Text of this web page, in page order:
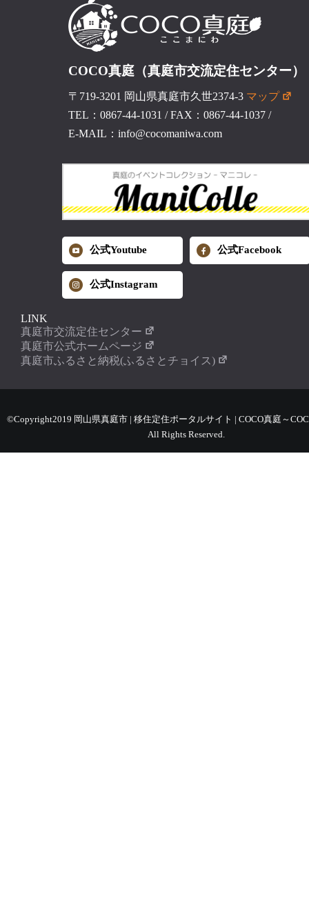
COCO真庭（真庭市交流定住センター）
〒719-3201 岡山県真庭市久世2374-3 マップ
TEL：0867-44-1031 /FAX：0867-44-1037/
E-MAIL：info@cocomaniwa.com
公式Youtube 公式Facebook
公式Instagram
LINK
真庭市交流定住センター
真庭市公式ホームページ
真庭市ふるさと納税(ふるさとチョイス)
©Copyright2019 岡山県真庭市 | 移住定住ポータルサイト | COCO真庭～
All Rights Reserved.